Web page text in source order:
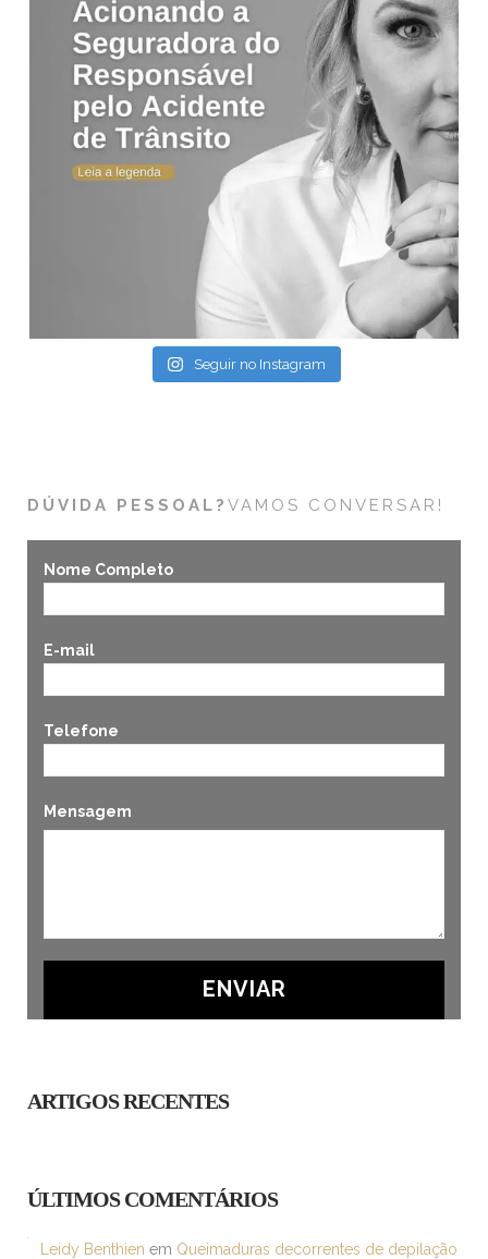
Seguir no Instagram
DÚVIDA PESSOAL? VAMOS CONVERSAR!
Nome Completo
E-mail
Telefone
Mensagem
ARTIGOS RECENTES
ÚLTIMOS COMENTÁRIOS
Leidy Benthien em Queimaduras decorrentes de depilação